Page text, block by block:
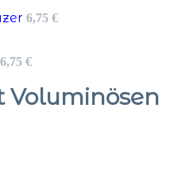
6,75 €
6,75 €
Voluminösen